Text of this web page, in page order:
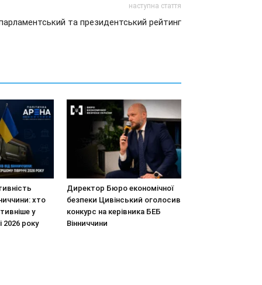
наступна стаття
та президентський рейтинг
хто
у
2026 року
Директор Бюро економічної
безпеки Цивінський оголосив
конкурс на керівника БЕБ
Вінниччини